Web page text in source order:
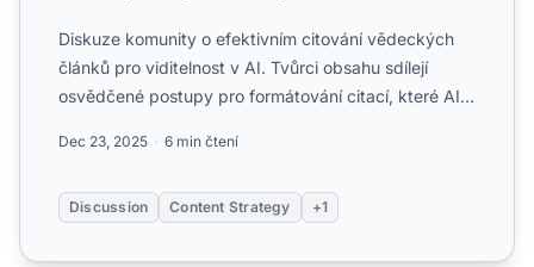
Diskuze komunity o efektivním citování vědeckých
článků pro viditelnost v AI. Tvůrci obsahu sdílejí
osvědčené postupy pro formátování citací, které AI
Dec 23, 2025 6 min čtení
Discussion Content Strategy +1